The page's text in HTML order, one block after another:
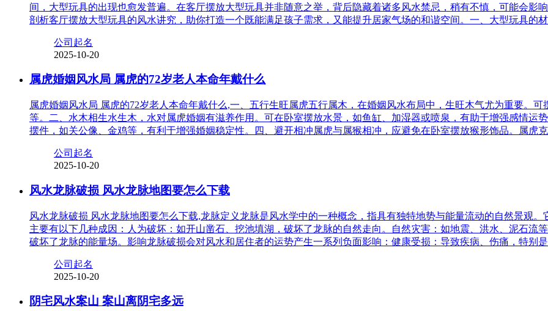
间，大型玩具的出现也愈发普遍。在客厅摆放大型玩具并非随意之举，背后隐藏着诸多风水禁忌，稍有不慎，可能会影
剖析客厅摆放大型玩具的风水讲究，助你打造一个既能满足孩子需求，又能提升居家气场的和谐空间。一、大型玩具的
公司起名
2025-10-20
属虎婚姻风水局 属虎的72岁老人本命年戴什么
属虎婚姻风水局 属虎的72岁老人本命年戴什么,一、五行生旺属虎五行属木，在婚姻风水布局中，生旺木气尤为重要。
等。二、水木相生水生木，水对属虎婚姻有滋养作用。可在卧室摆放水景，如鱼缸、加湿器或喷泉，有助于增强感情运
摆件，如关公像、金鸡等，有利于增强婚姻稳定性。四、避开相冲属虎与属猴相冲，应避免在卧室摆放猴形饰品。属虎
公司起名
2025-10-20
风水龙脉破损 风水龙脉地图要怎么下载
风水龙脉破损 风水龙脉地图要怎么下载,龙脉定义龙脉是风水学中的一种概念，指具有独特地势与能量流动的自然景观
主要有以下几种成因：人为破坏：如开山凿石、挖池填湖，破坏了龙脉的自然走向。自然灾害：如地震、洪水、泥石流
破坏了龙脉的能量场。影响龙脉破损会对风水和居住者的运势产生一系列负面影响：健康受损：导致疾病、伤痛，特别
公司起名
2025-10-20
阴宅风水案山 案山离阴宅多远